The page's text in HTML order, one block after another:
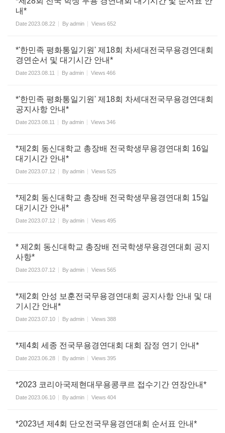
내*
Date2023.08.22 Byadmin Views 652
*'한민족 평화통일기원' 제18회 차세대전국무용경연대회
경연순서 및 대기시간 안내*
Date2023.08.11 Byadmin Views 466
*'한민족 평화통일기원' 제18회 차세대전국무용경연대회
공지사항 안내*
Date2023.08.11 Byadmin Views 346
*제2회 동신대학교 총장배 전국학생무용경연대회 16일
대기시간 안내*
Date2023.07.12 Byadmin Views 525
*제2회 동신대학교 총장배 전국학생무용경연대회 15일
대기시간 안내*
Date2023.07.12 Byadmin Views 495
* 제2회 동신대학교 총장배 전국학생무용경연대회 공지
사항*
Date2023.07.12 Byadmin Views 565
*제2회 안성 보훈전국무용경연대회 공지사항 안내 및 대
기시간 안내*
Date2023.07.10 Byadmin Views 388
*제4회 세종 전국무용경연대회 대회 잠정 연기 안내*
Date2023.06.28 Byadmin Views 395
*2023 코리아국제현대무용콩쿠르 접수기간 연장안내*
Date2023.06.10 Byadmin Views 404
*2023년 제4회 단오전국무용경연대회 순서표 안내*